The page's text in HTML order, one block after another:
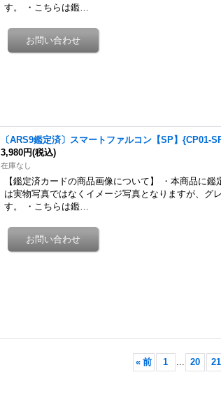
す。 ・こちらは鑑…
〔ARS9鑑定済〕スマートファルコン【SP】{CP01-
3,980円(税込)
在庫なし
【鑑定済カードの商品画像について】 ・本商品に
は実物写真ではなくイメージ写真となりますが、グ
す。 ・こちらは鑑…
« 前 1 ... 20 21